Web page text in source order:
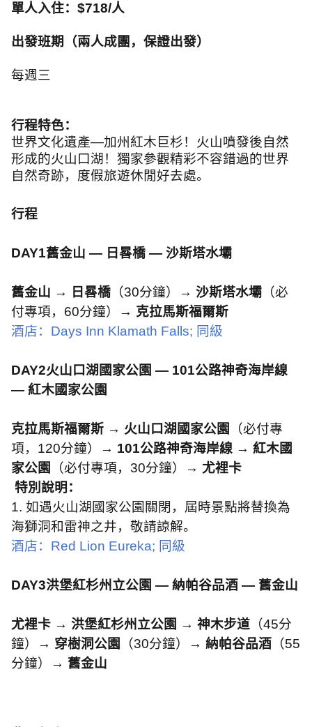
單人入住： $718/人
出發班期（兩人成團，保證出發）
每週三
行程特色：
世界文化遺產—加州紅木巨杉！火山噴發後自然
形成的火山口湖！獨家參觀精彩不容錯過的世界
自然奇跡，度假旅遊休閒好去處。
行程
DAY1舊金山 — 日晷橋 — 沙斯塔水壩
舊金山 → 日晷橋（30分鐘）→ 沙斯塔水壩 （必
付專項， 60分鐘）→ 克拉馬斯福爾斯
酒店： Days Inn Klamath Falls; 同級
DAY2火山口湖國家公園 — 101公路神奇海岸線
— 紅木國家公園
克拉馬斯福爾斯 → 火山口湖國家公園
（必付專
項， 120分鐘）→ 101公路神奇海岸線 → 紅木國
家公園
（必付專項， 30分鐘）→ 尤裡卡
特別說明：
1. 如遇火山湖國家公園關閉，屆時景點將替換為
海獅洞和雷神之井，敬請諒解。
酒店： Red Lion Eureka; 同級
DAY3洪堡紅杉州立公園 — 納帕谷品酒 — 舊金山
尤裡卡 → 洪堡紅杉州立公園 → 神木步道 （45分
鐘）→ 穿樹洞公園 （30分鐘）→ 納帕谷品酒 （55
分鐘）→ 舊金山